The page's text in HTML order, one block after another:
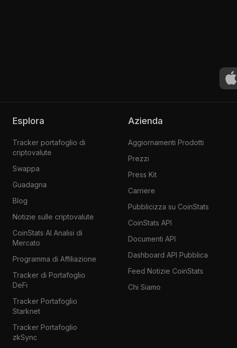
Esplora
Tracker portafoglio di
criptovalute
Swappa
Guadagna
Blog
Notizie sulle criptovalute
CoinStats AI Analisi di
Mercato
Programma di Affiliazione
Tracker di Portafoglio
DeFi
Tracker Portafoglio
Starknet
Tracker Portafoglio
zkSync
Azienda
Aggiornamenti Prodotti
Prezzi
Press Kit
Carriere
Pubblicizza su CoinStats
CoinStats API
Documenti API
Dashboard API Pubblica
Feed Notizie CoinStats
Chi Siamo